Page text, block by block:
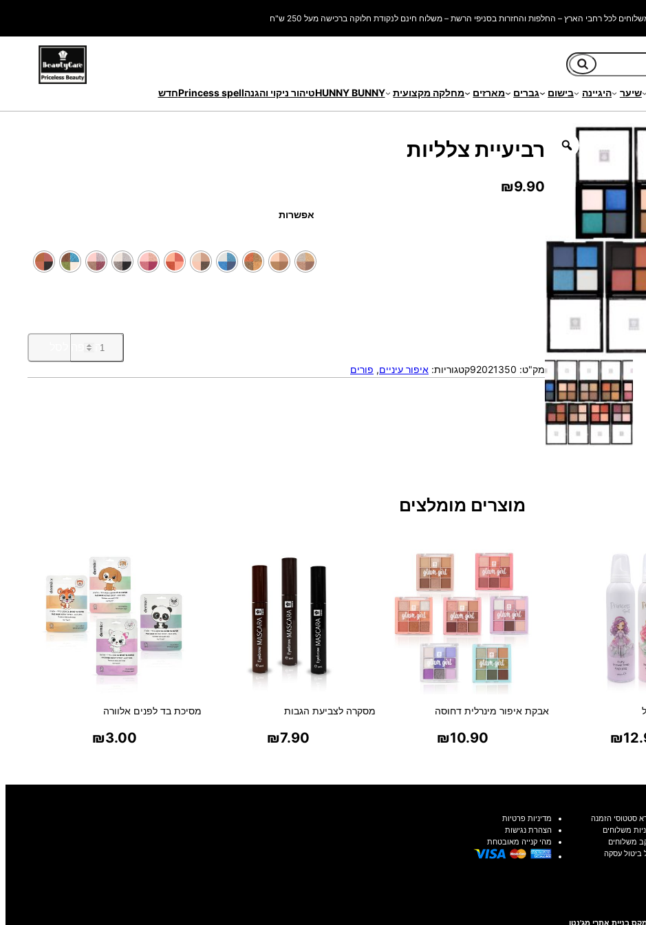
לכל רחבי הארץ – החלפות והחזרות בסניפי הרשת – משלוח חינם לנקודת חלוקה ברכישה מעל 250 ש"ח
שיער היגיינה בישום גברים מארזים מחלקה מקצועית HUNNY BUNNYטיהור ניקוי והגנהPrincess spellחדש
רביעיית צלליות
₪9.90
אפשרות
כ
ל
ו
ת
הוספה לסל
מק"ט: 92021350קטגוריות: איפור עיניים, פורים
מוצרים מומלצים
₪
אבקת איפור מינרלית דחוסה
₪10.90
מסקרה לצביעת הגבות
₪7.90
מסיכת בד לפנים אלוורה
₪3.00
סטטוסי הזמנה
משלוחים
משלוחים
ביטול עסקה
מדיניות פרטיות
הצהרת נגישות
מהי קנייה מאובטחת
בניית אתרי מג'נטו